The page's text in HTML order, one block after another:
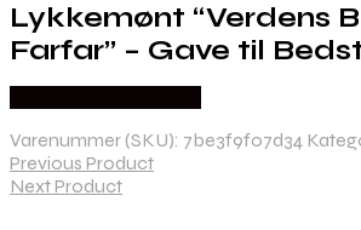
Lykkemønt “Verdens
Farfar” – Gave til
Varenummer (SKU): 7be3f9f07d34
Previous Product
Next Product